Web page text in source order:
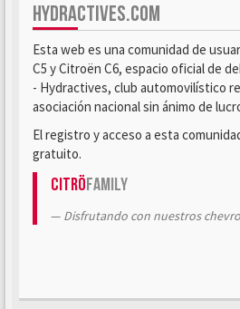
HYDRACTIVES.COM
Esta web es una comunidad de
C5 y Citroën C6, espacio oficial de
- Hydractives, club automovilístico
asociación nacional sin ánimo de
El registro y acceso a esta
gratuito.
CitröFamily
Disfrutando con nuestros